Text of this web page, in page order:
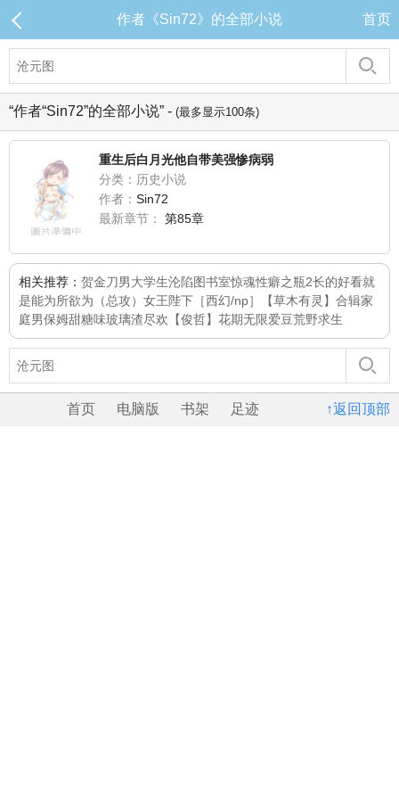
作者《Sin72》的全部小说 首页
“作者“Sin72”的全部小说” - (最多显示100条)
重生后白月光他自带美强惨病弱
分类：历史小说
作者： Sin72
最新章节：
第85章
相关推荐： 贺金刀男大学生沦陷图书室惊魂性癖之瓶2长的好看就
是能为所欲为（总攻） 女王陛下［西幻/np］ 【草木有灵】合辑家
庭男保姆甜糖味玻璃渣尽欢 【俊哲】花期无限爱豆荒野求生
↑返回顶部
首页 电脑版 书架 足迹